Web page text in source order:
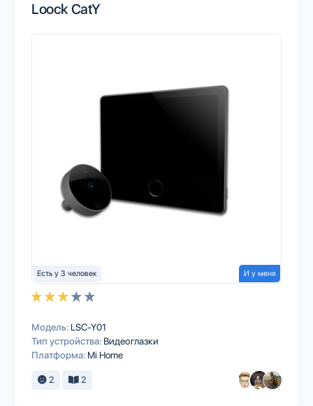
Loock CatY
Есть у 3 человек И у меня
Модель: LSC-Y01
Тип устройства: Видеоглазки
Платформа: Mi Home
2 2